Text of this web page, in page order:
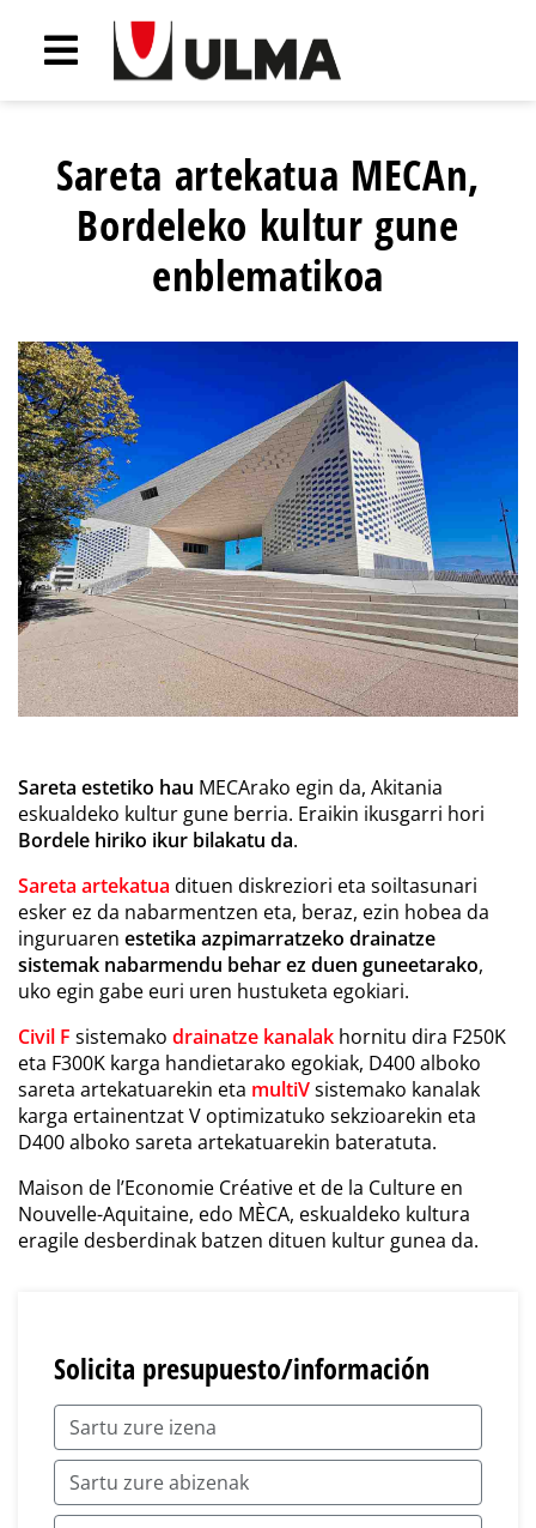
Sareta artekatua MECAn,
Bordeleko kultur gune
enblematikoa
Sareta estetiko hau MECArako egin da, Akitania
eskualdeko kultur gune berria. Eraikin ikusgarri hori
Bordele hiriko ikur bilakatu da.
Sareta artekatua dituen diskreziori eta soiltasunari
esker ez da nabarmentzen eta, beraz, ezin hobea da
inguruaren estetika azpimarratzeko drainatze
sistemak nabarmendu behar ez duen guneetarako,
uko egin gabe euri uren hustuketa egokiari.
Civil F sistemako drainatze kanalak hornitu dira F250K
eta F300K karga handietarako egokiak, D400 alboko
sareta artekatuarekin eta multiVsistemako kanalak
karga ertainentzat V optimizatuko sekzioarekin eta
D400 alboko sareta artekatuarekin bateratuta.
Maison de l’Economie Créative et de la Culture en
Nouvelle-Aquitaine, edo MÈCA, eskualdeko kultura
eragile desberdinak batzen dituen kultur gunea da.
Solicita presupuesto/información